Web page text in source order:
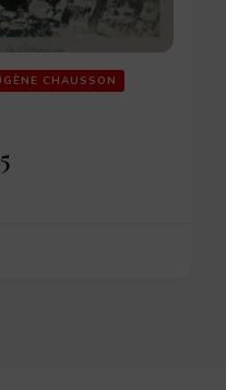
CHAUSSON